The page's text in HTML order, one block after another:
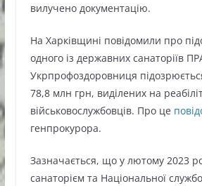
вилучено документацію.
На Харківщині повідомили про
одного із державних санаторіїв
Укрпрофоздоровниця
78,8 млн грн, виділених на
військовослужбовців. Про це
генпрокурора.
Зазначається, що у лютому 2023
санаторієм та Національної